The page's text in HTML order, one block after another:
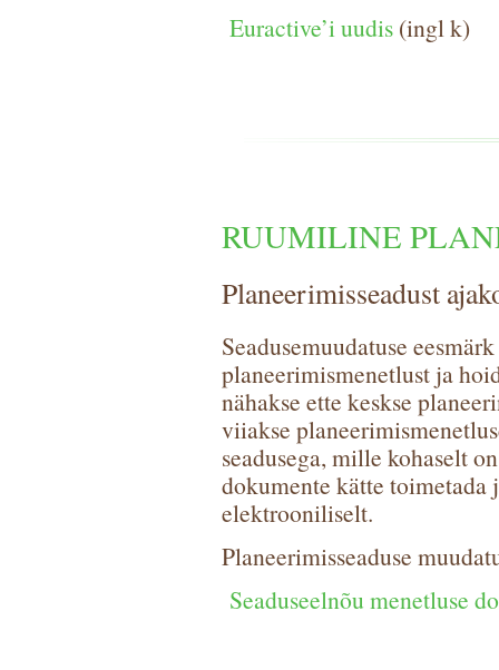
Euractive’i uudis(ingl k)
RUUMILINE
Planeerimisseadust
Seadusemuudatuse
planeerimismenetlust ja
nähakse ette keskse
viiakse
seadusega, mille kohaselt
dokumente kätte toimetada
elektrooniliselt.
Planeerimisseaduse
Seaduseelnõu menetluse